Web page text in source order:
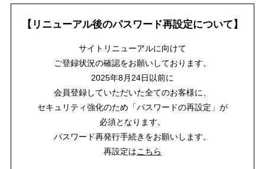
【リニューアル後のパスワード再設定について】
サイトリニューアルに向けて
ご登録状況の確認をお願いしております。
2025年8月24日以前に
会員登録していただいた全てのお客様に、
セキュリティ強化のため「パスワードの再設定」が
必須となります。
パスワード再発行手続きをお願いします。
再設定はこちら